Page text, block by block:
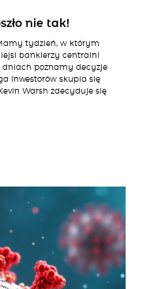
nie tak!
tydzień, w którym
bankierzy centralni
dniach poznamy decyzje
inwestorów skupia się
Warsh zdecyduje się